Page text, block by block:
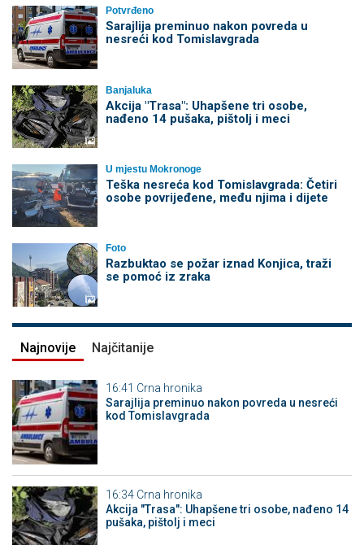
Potvrđeno
Sarajlija preminuo nakon povreda u
nesreći kod Tomislavgrada
Banjaluka
Akcija "Trasa": Uhapšene tri osobe,
nađeno 14 pušaka, pištolj i meci
U mjestu Mokronoge
Teška nesreća kod Tomislavgrada: Četiri
osobe povrijeđene, među njima i dijete
Foto
Razbuktao se požar iznad Konjica, traži
se pomoć iz zraka
Najnovije Najčitanije
16:41 Crna hronika
Sarajlija preminuo nakon povreda u nesreći
kod Tomislavgrada
16:34 Crna hronika
Akcija "Trasa": Uhapšene tri osobe, nađeno 14
pušaka, pištolj i meci